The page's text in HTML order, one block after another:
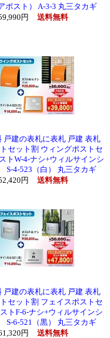
ポスト） A-3-3 丸三タカギ
円
送料無料
戸建の表札に表札 戸建 表札
セット割 ウィングポストセ
トW-4-ナシ+ウィルサインシ
S-4-523（白） 丸三タカギ
円
送料無料
戸建の表札に表札 戸建 表札
セット割 フェイスポストセ
トF-6-ナシ+ウィルサインシ
S-6-521（黒） 丸三タカギ
円
送料無料